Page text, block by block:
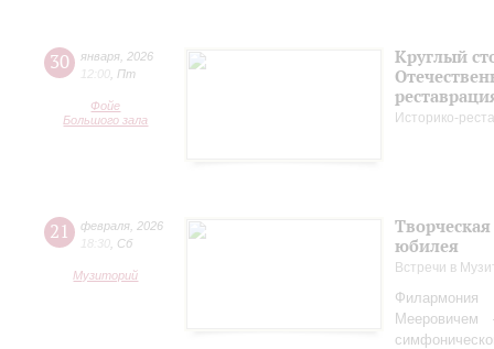
30 января 2026
12:00 Пт
Фойе
Большого зала
Круглый
Историко-
21 февраля 2026
18:30 Сб
Музиторий
юбилея
Встречи в
Мееровичем